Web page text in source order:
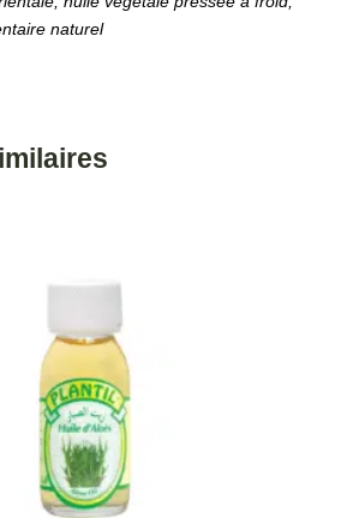
naturel